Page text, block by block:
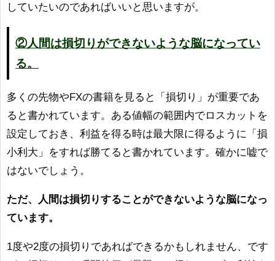
していたいのであればいいと思いますが。
②人間は損切りができないような脳になってい
る。
多くの先物やFXの書籍を見ると「損切り」が重要であ
ると書かれています。ある値幅の範囲内でロスカットを
設定しておき、利益を得る時は最大限に得るように「損
小利大」をすれば勝てると書かれています。確かに嘘で
はないでしょう。
ただ、人間は損切りすることができないような脳になっ
ています。
1度や2度の損切りであればできるかもしれません、です